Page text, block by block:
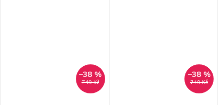
749 Kč
–38 %
749 Kč
–38 %